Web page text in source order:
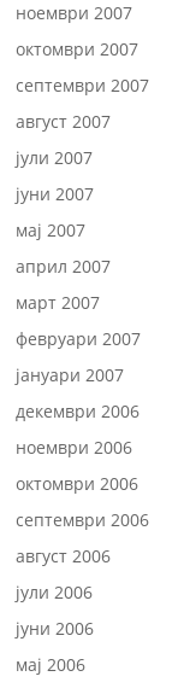
ноември 2007
октомври 2007
септември 2007
август 2007
јули 2007
јуни 2007
мај 2007
април 2007
март 2007
февруари 2007
јануари 2007
декември 2006
ноември 2006
октомври 2006
септември 2006
август 2006
јули 2006
јуни 2006
мај 2006